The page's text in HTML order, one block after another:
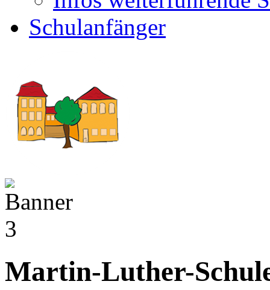
Schulanfänger
Martin-Luther-